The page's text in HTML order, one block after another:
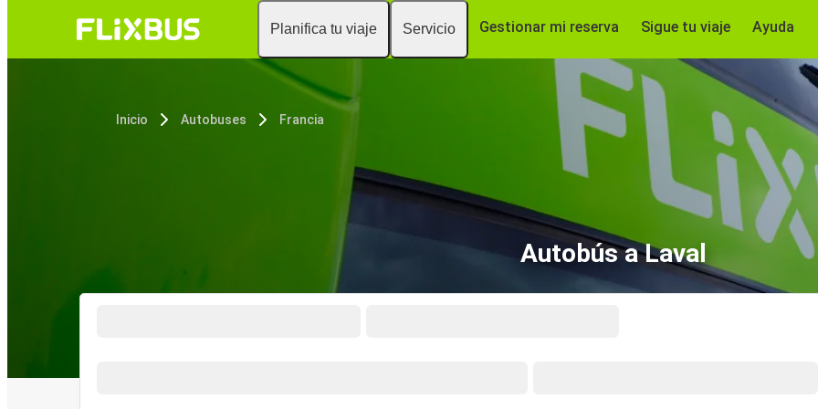
Planifica tu viaje Servicio Gestionar mi reserva Sigue tu viaje Ayuda
Inicio Autobuses Francia
Autobús a Laval